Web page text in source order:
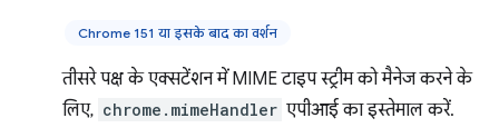
Chrome 151 या इसके बाद का वर्शन
तीसरे पक्ष के एक्सटेंशन में MIME टाइप स्ट्रीम को मैनेज करने के
लिए, chrome.mimeHandler एपीआई का इस्तेमाल करें.